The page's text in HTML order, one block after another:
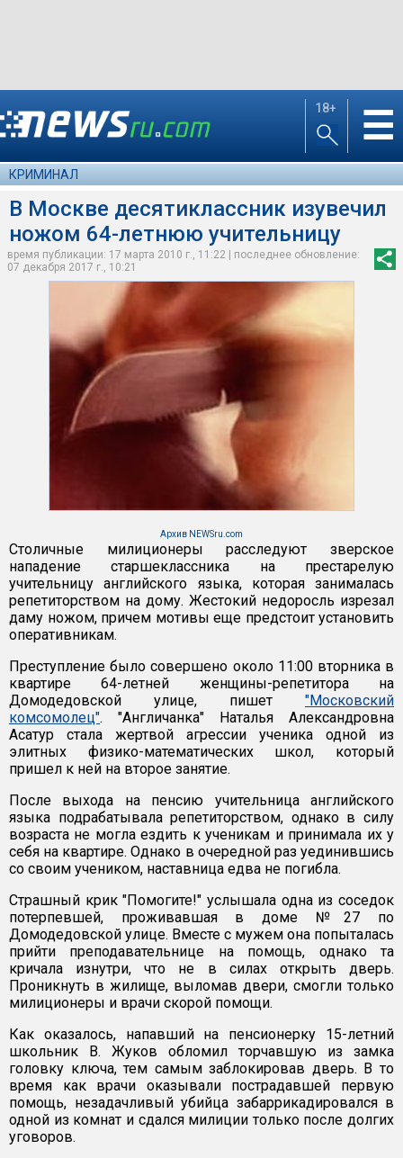
18+ ☰
КРИМИНАЛ
В Москве десятиклассник изувечил
ножом 64-летнюю учительницу
время публикации: 17 марта 2010 г., 11:22 | последнее обновление:
07 декабря 2017 г., 10:21
Архив NEWSru.com
Столичные милиционеры расследуют зверское
нападение старшеклассника на престарелую
учительницу английского языка, которая занималась
репетиторством на дому. Жестокий недоросль изрезал
даму ножом, причем мотивы еще предстоит установить
оперативникам.
Преступление было совершено около 11:00 вторника в
квартире 64-летней женщины-репетитора на
Домодедовской улице, пишет "Московский
комсомолец". "Англичанка" Наталья Александровна
Асатур стала жертвой агрессии ученика одной из
элитных физико-математических школ, который
пришел к ней на второе занятие.
После выхода на пенсию учительница английского
языка подрабатывала репетиторством, однако в силу
возраста не могла ездить к ученикам и принимала их у
себя на квартире. Однако в очередной раз уединившись
со своим учеником, наставница едва не погибла.
Страшный крик "Помогите!" услышала одна из соседок
потерпевшей, проживавшая в доме №27 по
Домодедовской улице. Вместе с мужем она попыталась
прийти преподавательнице на помощь, однако та
кричала изнутри, что не в силах открыть дверь.
Проникнуть в жилище, выломав двери, смогли только
милиционеры и врачи скорой помощи.
Как оказалось, напавший на пенсионерку 15-летний
школьник В. Жуков обломил торчавшую из замка
головку ключа, тем самым заблокировав дверь. В то
время как врачи оказывали пострадавшей первую
помощь, незадачливый убийца забаррикадировался в
одной из комнат и сдался милиции только после долгих
уговоров.